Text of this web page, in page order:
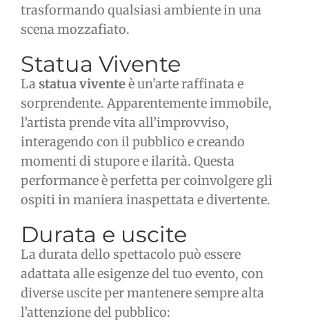
trasformando qualsiasi ambiente in una
scena mozzafiato.
Statua Vivente
Lastatua vivente è un’arte raffinata e
sorprendente. Apparentemente immobile,
l’artista prende vita all’improvviso,
interagendo con il pubblico e creando
momenti di stupore e ilarità. Questa
performance è perfetta per coinvolgere gli
ospiti in maniera inaspettata e divertente.
Durata e uscite
La durata dello spettacolo può essere
adattata alle esigenze del tuo evento, con
diverse uscite per mantenere sempre alta
l’attenzione del pubblico: